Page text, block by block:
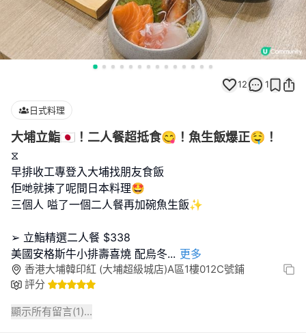
12 1
日式料理
大埔立鮨🇯🇵！二人餐超抵食😋！魚生飯爆正🤤！
⧖
早排收工專登入大埔找朋友食飯
佢哋就揀了呢間日本料理🤩
三個人 嗌了一個二人餐再加碗魚生飯✨
➢ 立鮨精選二人餐 $338
美國安格斯牛小排壽喜燒 配烏冬... 更多
香港大埔韓印紅 (大埔超級城店)A區1樓012C號鋪
評分
顯示所有留言(1)...